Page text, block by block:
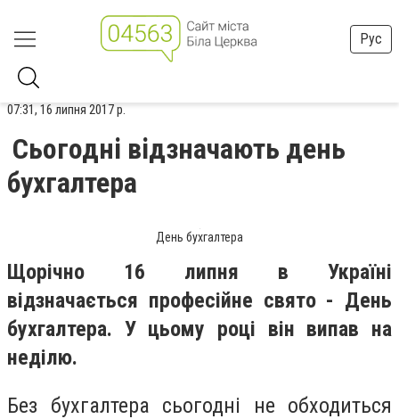
Рус
07:31, 16 липня 2017 р.
Сьогодні відзначають день
бухгалтера
День бухгалтера
Щорічно 16 липня в Україні
відзначається професійне свято - День
бухгалтера. У цьому році він випав на
неділю.
Без бухгалтера сьогодні не обходиться